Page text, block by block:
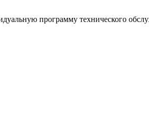
программу технического